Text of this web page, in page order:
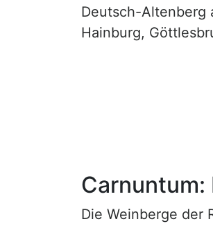
Deutsch-Altenberg
Hainburg,
Carnuntum:
Die Weinberge der